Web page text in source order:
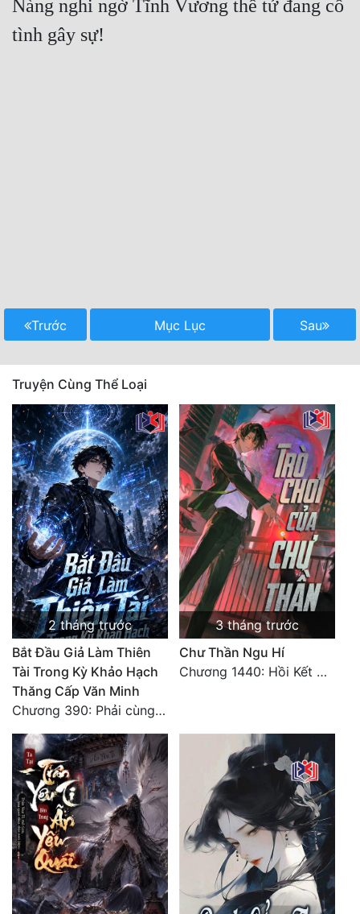
Nàng nghi ngờ Tĩnh Vương thế tử đang cố
Trước Mục Lục Sau
Truyện Cùng Thể Loại
2 tháng trước
Bắt Đầu Giả Làm Thiên
Tài Trong Kỳ Khảo Hạch
Thăng Cấp Văn Minh
Chương 390: Phải cùng nhau gánh
3 tháng trước
Chư Thần Ngu Hí
Chương 1440: Hồi Kết Của [hư Vô]